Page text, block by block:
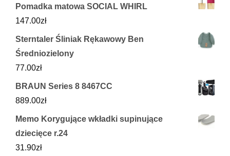
Pomadka matowa SOCIAL WHIRL
147.00zł
Sterntaler Śliniak Rękawowy Ben
Średniozielony
77.00zł
BRAUN Series 8 8467CC
889.00zł
Memo Korygujące wkładki supinujące
dziecięce r.24
31.90zł